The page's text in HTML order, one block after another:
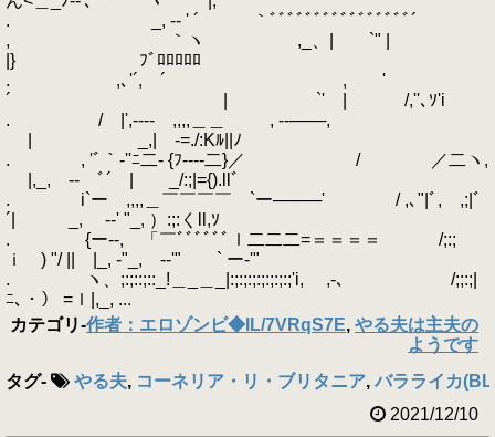
. _, -‐ ' ´ ｀ﾞﾞﾞﾞﾞﾞﾞﾞﾞﾞﾞﾞﾞﾞﾞﾞ´
, ｀ヽ ,_、| `" |
|} ﾌﾞﾛﾛﾛﾛﾛ
. ,､'´, ´ , '
´ | `' | /,''､ｿ'i
. / |',---- ,,,,＿＿ , --───,
| _,| -=./:Kﾙ||ﾉ
. , 'ﾞ｀‐''ﾆ二‐ {ﾌ----二}／ / ／二ヽ,
|,_, -‐ ﾞ´ | _/:;|={).llﾞ
. i`ー ,,,,＿￣￣￣￣ `ー────' / ,､"|ﾞ,ゞ,;|ﾞ
´| _, -‐' "_, ）:;:くll,ｿ
. {ー--, 「￣ﾞﾞﾞﾞﾞﾞｌ二二二=＝＝＝＝ /;:;
ｉ ) "/ || |_, ‐"_, -‐'" ` ー‐'"
. ヽ、;:;::;::_!＿_＿_|:;:;:;:;:;:;:;'i, ,‐､ /;;:;|
ﾆ､・） =ｌ|,_, ...
カテゴリ-作者：エロゾンビ◆IL/7VRqS7E, やる夫は主夫の
ようです
タグ- やる夫, コーネリア・リ・ブリタニア, バラライカ
2021/12/10